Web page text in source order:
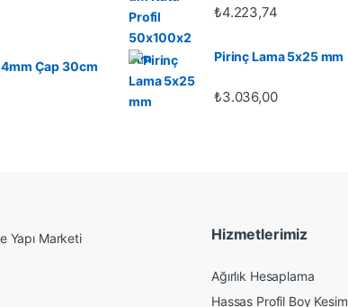
Çap 30cm
₺4.223,74
Pirinç Lama 5x25 mm
₺3.036,00
Hizmetlerimiz
Ağırlık Hesaplama
Hassas Profil Boy Kesim